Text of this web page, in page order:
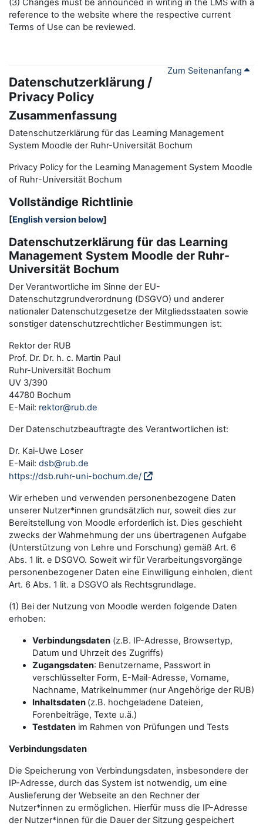
(3) Changes must be announced in writing in the LMS with a
reference to the website where the respective current
Terms of Use can be reviewed.
Zum Seitenanfang
Datenschutzerklärung /
Privacy Policy
Zusammenfassung
Datenschutzerklärung für das Learning Management
System Moodle der Ruhr-Universität Bochum
Privacy Policy for the Learning Management System Moodle
of Ruhr-Universität Bochum
Vollständige Richtlinie
[English version below]
Datenschutzerklärung für das Learning
Management System Moodle der Ruhr-
Universität Bochum
Der Verantwortliche im Sinne der EU-
Datenschutzgrundverordnung (DSGVO) und anderer
nationaler Datenschutzgesetze der Mitgliedsstaaten sowie
sonstiger datenschutzrechtlicher Bestimmungen ist:
Rektor der RUB
Prof. Dr. Dr. h. c. Martin Paul
Ruhr-Universität Bochum
UV 3/390
44780 Bochum
E-Mail: rektor@rub.de
Der Datenschutzbeauftragte des Verantwortlichen ist:
Dr. Kai-Uwe Loser
E-Mail: dsb@rub.de
https://dsb.ruhr-uni-bochum.de/
Wir erheben und verwenden personenbezogene Daten
unserer Nutzer*innen grundsätzlich nur, soweit dies zur
Bereitstellung von Moodle erforderlich ist. Dies geschieht
zwecks der Wahrnehmung der uns übertragenen Aufgabe
(Unterstützung von Lehre und Forschung) gemäß Art. 6
Abs. 1 lit. e DSGVO. Soweit wir für Verarbeitungsvorgänge
personenbezogener Daten eine Einwilligung einholen, dient
Art. 6 Abs. 1 lit. a DSGVO als Rechtsgrundlage.
(1) Bei der Nutzung von Moodle werden folgende Daten
erhoben:
Verbindungsdaten (z.B. IP-Adresse, Browsertyp,
Datum und Uhrzeit des Zugriffs)
Zugangsdaten: Benutzername, Passwort in
verschlüsselter Form, E-Mail-Adresse, Vorname,
Nachname, Matrikelnummer (nur Angehörige der RUB)
Inhaltsdaten (z.B. hochgeladene Dateien,
Forenbeiträge, Texte u.ä.)
Testdaten im Rahmen von Prüfungen und Tests
Verbindungsdaten
Die Speicherung von Verbindungsdaten, insbesondere der
IP-Adresse, durch das System ist notwendig, um eine
Auslieferung der Webseite an den Rechner der
Nutzer*innen zu ermöglichen. Hierfür muss die IP-Adresse
der Nutzer*innen für die Dauer der Sitzung gespeichert